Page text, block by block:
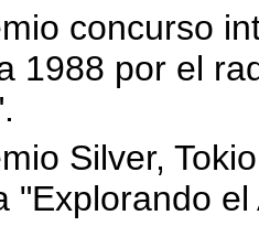
concurso
1988 por el
Silver,
"Explorando el